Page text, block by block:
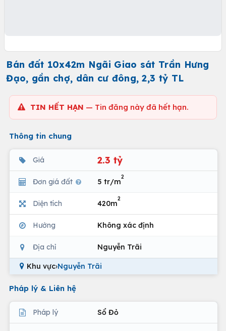
Bán đất 10x42m Ngãi Giao sát Trần Hưng
Đạo, gần chợ, dân cư đông, 2,3 tỷ TL
TIN HẾT HẠN — Tin đăng này đã hết hạn.
Thông tin chung
Giá 2.3 tỷ
Đơn giá đất 5 tr/m
2
Diện tích 420m
2
Hướng Không xác định
Địa chỉ Nguyễn Trãi
Khu vực›Nguyễn Trãi
Pháp lý & Liên hệ
Pháp lý Sổ Đỏ